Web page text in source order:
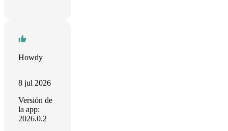
Howdy
8 jul 2026
Versión de
la app:
2026.0.2